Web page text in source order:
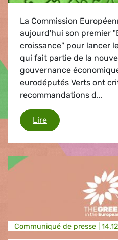
La Commission
aujourd'hui son premier
croissance" pour lancer
qui fait partie de la
gouvernance
eurodéputés Verts ont
recommandations d...
LireSemestre
Communiqué de presse |